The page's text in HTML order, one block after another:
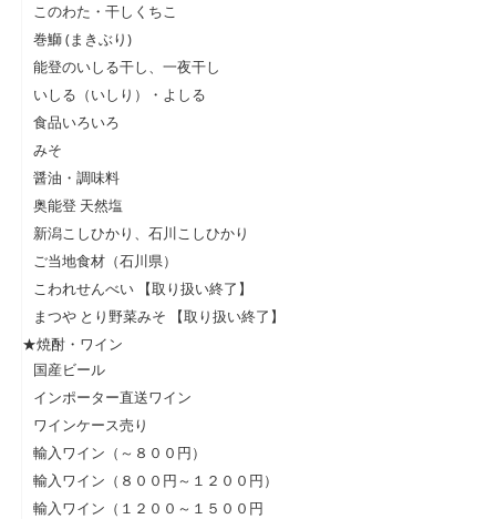
このわた・干しくちこ
巻鰤 (まきぶり)
能登のいしる干し、一夜干し
いしる（いしり）・よしる
食品いろいろ
みそ
醤油・調味料
奥能登 天然塩
新潟こしひかり、石川こしひかり
ご当地食材（石川県）
こわれせんべい 【取り扱い終了】
まつや とり野菜みそ 【取り扱い終了】
★焼酎・ワイン
国産ビール
インポーター直送ワイン
ワインケース売り
輸入ワイン（～８００円）
輸入ワイン（８００円～１２００円）
輸入ワイン（１２００～１５００円